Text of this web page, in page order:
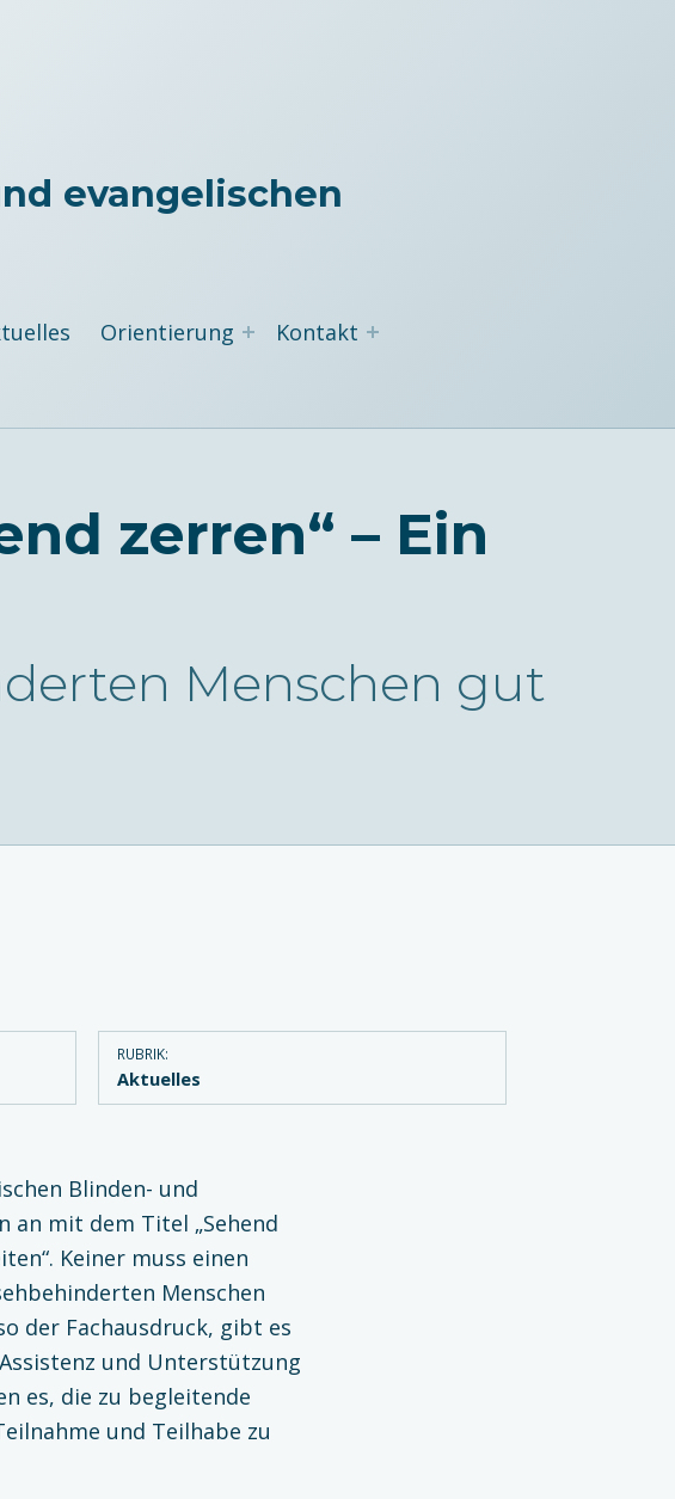
evangelischen
Orientierung Kontakt
zerren“ – Ein
Menschen gut
RUBRIK:
Aktuelles
Blinden- und
an mit dem Titel „Sehend
Keiner muss einen
Menschen
der Fachausdruck, gibt es
und Unterstützung
es, die zu begleitende
und Teilhabe zu